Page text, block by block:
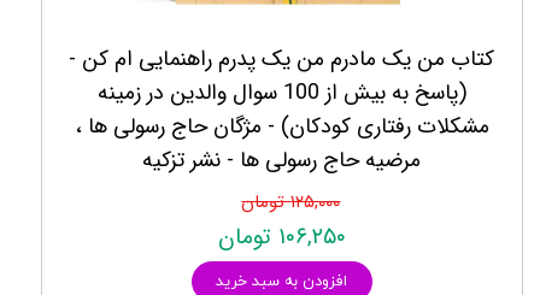
کتاب من یک مادرم من یک پدرم راهنمايی ام كن -
(پاسخ به بيش از 100 سوال والدين در زمينه
مشكلات رفتاری كودكان) - مژگان حاج رسولی ها ،
مرضیه حاج رسولی ها - نشر تزکیه
۱۲۵,۰۰۰ تومان
۱۰۶,۲۵۰ تومان
افزودن به سبد خرید